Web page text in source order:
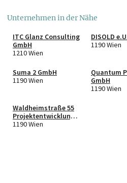
Unternehmen in der Nähe
ITC Glanz Consulting
GmbH
1210 Wien
DISOLD
1190 Wien
Suma 2 GmbH
1190 Wien
Quantum
GmbH
1190 Wien
Waldheimstraße 55
Projektentwicklung
GmbH & Co KG
1190 Wien